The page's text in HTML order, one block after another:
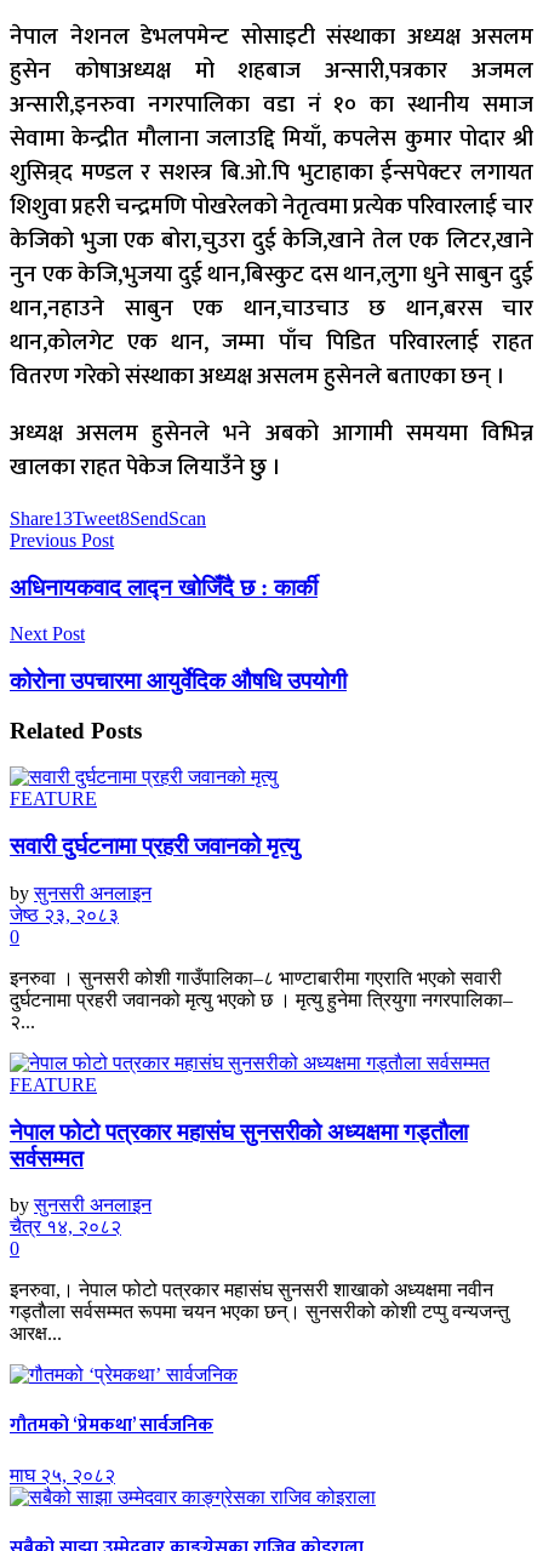
नेपाल नेशनल डेभलपमेन्ट सोसाइटी संस्थाका अध्यक्ष असलम
हुसेन कोषाअध्यक्ष मो शहबाज अन्सारी,पत्रकार अजमल
अन्सारी,इनरुवा नगरपालिका वडा नं १० का स्थानीय समाज
सेवामा केन्द्रीत मौलाना जलाउद्दि मियाँ, कपलेस कुमार पोदार श्री
शुसिन्र्द मण्डल र सशस्त्र बि.ओ.पि भुटाहाका ईन्सपेक्टर लगायत
शिशुवा प्रहरी चन्द्रमणि पोखरेलको नेतृत्वमा प्रत्येक परिवारलाई चार
केजिको भुजा एक बोरा,चुउरा दुई केजि,खाने तेल एक लिटर,खाने
नुन एक केजि,भुजया दुई थान,बिस्कुट दस थान,लुगा धुने साबुन दुई
थान,नहाउने साबुन एक थान,चाउचाउ छ थान,बरस चार
थान,कोलगेट एक थान, जम्मा पाँच पिडित परिवारलाई राहत
वितरण गरेको संस्थाका अध्यक्ष असलम हुसेनले बताएका छन् ।
अध्यक्ष असलम हुसेनले भने अबको आगामी समयमा विभिन्न
खालका राहत पेकेज लियाउँने छु ।
Share13Tweet8SendScan
Previous Post
अधिनायकवाद लाद्न खोजिँदै छ : कार्की
Next Post
कोरोना उपचारमा आयुर्वेदिक औषधि उपयोगी
Related Posts
FEATURE
सवारी दुर्घटनामा प्रहरी जवानको मृत्यु
by सुनसरी अनलाइन
जेष्ठ २३, २०८३
0
इनरुवा । सुनसरी कोशी गाउँपालिका–८ भाण्टाबारीमा गएराति भएको सवारी
दुर्घटनामा प्रहरी जवानको मृत्यु भएको छ । मृत्यु हुनेमा त्रियुगा नगरपालिका–
२...
FEATURE
नेपाल फोटो पत्रकार महासंघ सुनसरीको अध्यक्षमा गड्ताैला
सर्वसम्मत
by सुनसरी अनलाइन
चैत्र १४, २०८२
0
इनरुवा,। नेपाल फोटो पत्रकार महासंघ सुनसरी शाखाको अध्यक्षमा नवीन
गड्ताैला सर्वसम्मत रूपमा चयन भएका छन्। सुनसरीको काेशी टप्पु वन्यजन्तु
आरक्ष...
गौतमको ‘प्रेमकथा’ सार्वजनिक
माघ २५, २०८२